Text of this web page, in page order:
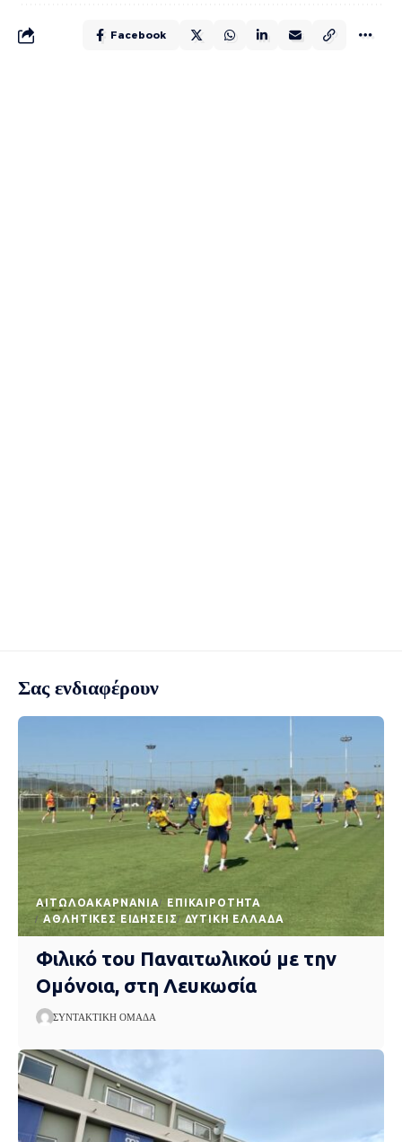
Facebook
Σας ενδιαφέρουν
AΙΤΩΛΟΑΚΑΡΝΑΝΊΑ
EΠΙΚΑΙΡΌΤΗΤΑ
ΑΘΛΗΤΙΚΈΣ ΕΙΔΉΣΕΙΣ
ΔΥΤΙΚΉ ΕΛΛΆΔΑ
Φιλικό του Παναιτωλικού με την
Ομόνοια, στη Λευκωσία
ΣΥΝΤΑΚΤΙΚΉ ΟΜΆΔΑ